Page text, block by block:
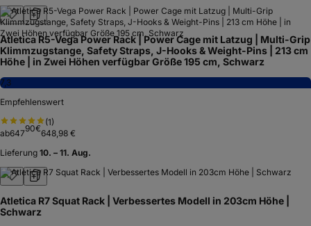
Atletica R5-Vega Power Rack | Power Cage mit Latzug | Multi-Grip
Klimmzugstange, Safety Straps, J-Hooks & Weight-Pins | 213 cm
Höhe | in Zwei Höhen verfügbar Größe 195 cm, Schwarz
7,3
Empfehlenswert
(1)
ab64790€648,98 €
Lieferung 10. – 11. Aug.
Atletica R7 Squat Rack | Verbessertes Modell in 203cm Höhe |
Schwarz